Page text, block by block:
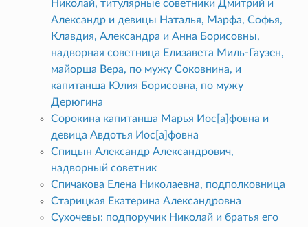
Николай, титулярные советники Дмитрий и
Александр и девицы Наталья, Марфа, Софья,
Клавдия, Александра и Анна Борисовны,
надворная советница Елизавета Миль-Гаузен,
майорша Вера, по мужу Соковнина, и
капитанша Юлия Борисовна, по мужу
Дерюгина
Сорокина капитанша Марья Иос[а]фовна и
девица Авдотья Иос[а]фовна
Спицын Александр Александрович,
надворный советник
Спичакова Елена Николаевна, подполковница
Старицкая Екатерина Александровна
Сухочевы: подпоручик Николай и братья его